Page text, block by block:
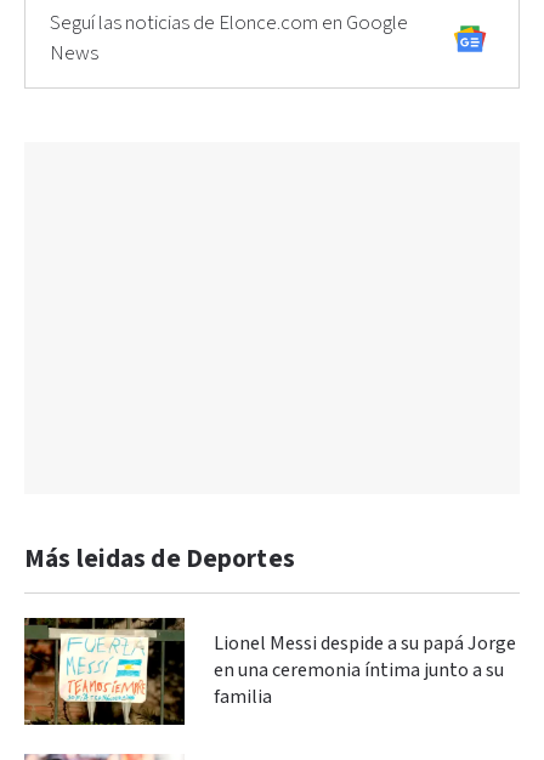
Seguí las noticias de Elonce.com en Google
News
Más leidas de Deportes
Lionel Messi despide a su papá Jorge
en una ceremonia íntima junto a su
familia